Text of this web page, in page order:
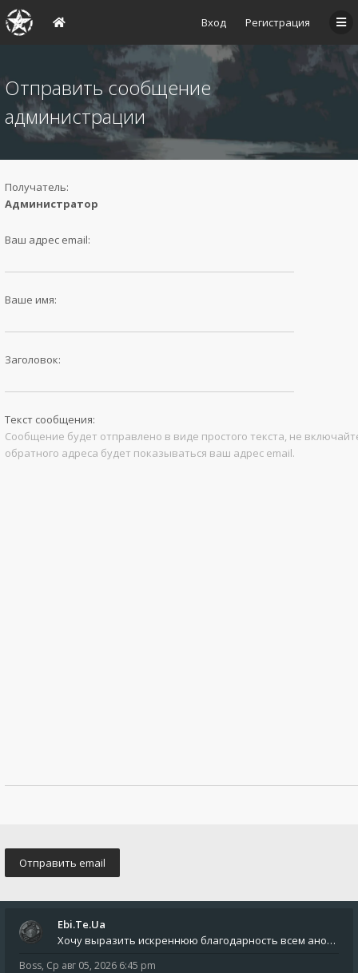
Вход Регистрация
Отправить сообщение
администрации
Получатель:
Администратор
Ваш адрес email:
Ваше имя:
Заголовок:
Текст сообщения:
Сообщение будет отправлено в виде простого текста, не
обратного адреса будет показываться ваш адрес email.
Ebi.Te.Ua
Хочу выразить искреннюю благодарность всем анонимным пользователям, которые поддержали наше сообщество финансово. Благод
Boss, Ср авг 05, 2026 6:45 pm